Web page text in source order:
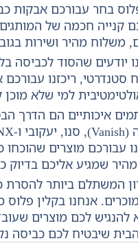
בחר עבורכם אבקות
קנייה חכמה של
משלוח מהיר ושירות
יודעים שהסוד
ריכזנו עבורכם
למי שלא
איכותיים הם הדרך
עבורכם מוצרים
שמגיע אליכם בדיוק
המשתלם ביותר להסרת
אנחנו בקלין פלוס
להנגיש לכם מוצרים
שיבטיח לכם כביסה